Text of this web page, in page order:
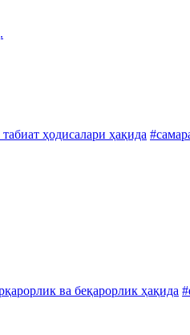
ҳодисалари ҳақида
ва беқарорлик ҳақида